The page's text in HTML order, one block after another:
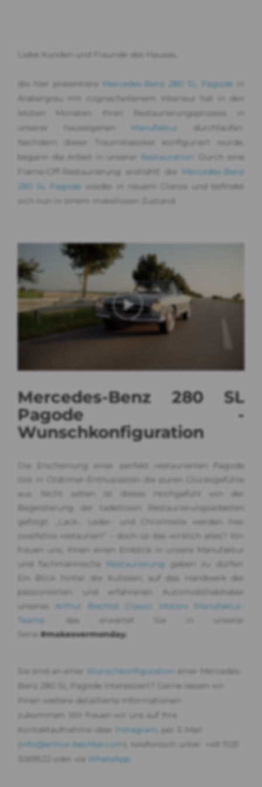
Liebe Kunden und Freunde des Hauses,
die hier präsentiere Mercedes-Benz 280 SL Pagode
Arabergrau mit cognacfarbenem Interieur hat in den
letzten Monaten Ihren Restaurierungsprozess in
unserer hauseigenen
Manufaktur
durchlaufen.
Nachdem dieser Traumklassiker konfiguriert wurde,
begann die Arbeit in unserer
Restauration
: Durch eine
Frame-Off-Restaurierung erstrahlt die
Mercedes-Benz
280 SL Pagode wieder in neuem Glanze und befindet
sich nun in einem makellosen Zustand.
Mercedes-Benz 280 SL
Pagode -
Wunschkonfiguration
Die Erscheinung einer perfekt restaurierten Pagode
löst in Oldtimer-Enthusiasten die puren Glücksgefühle
aus. Nicht selten ist dieses Hochgefühl von der
Begeisterung der tadellosen Restaurierungsarbeiten
gefolgt. „Lack-, Leder- und Chromteile werden hier
zweifellos restauriert“ – doch ist das wirklich alles? Wir
freuen uns, Ihnen einen Einblick in unsere Manufaktur
und fachmännische
Restaurierung geben zu dürfen.
Ein Blick hinter die Kulissen, auf das Handwerk der
passionierten und erfahrenen Automobilliebhaber
unseres
Arthur Bechtel Classic Motors Manufaktur-
Teams
: das erwartet Sie in unserer
Serie #makeovermonday.
Sie sind an einer Wunschkonfiguration
einer Mercedes-
Benz 280 SL Pagode interessiert? Gerne lassen wir
Ihnen weitere detaillierte Informationen
zukommen. Wir freuen wir uns auf Ihre
Kontaktaufnahme über
Instagram
, per E-Mail
info@arthur-bechtel.com
), telefonisch unter: +49 7031
3069522 oder via WhatsApp